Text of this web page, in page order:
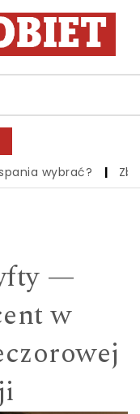
wybrać? | Zbiór
—
w